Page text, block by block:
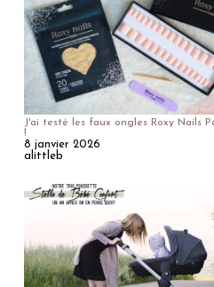
J'ai testé les faux ongles Roxy Nails
!
8 janvier 2026
alittleb